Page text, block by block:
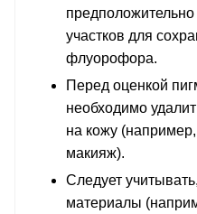
участков для
флуорофора.
Перед оценкой
необходимо
на кожу
макияж).
Следует
материалы